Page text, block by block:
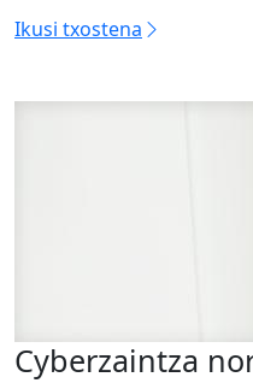
Ikusi txostena
Cyberzaintza